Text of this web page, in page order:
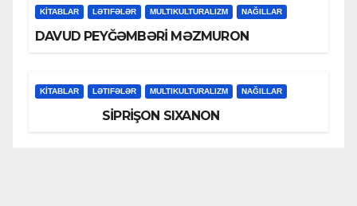
KİTABLAR LƏTIFƏLƏR MULTIKULTURALIZM NAĞILLAR
DAVUD PEYĞƏMBƏRİ MƏZMURON
KİTABLAR LƏTIFƏLƏR MULTIKULTURALIZM NAĞILLAR
SİPRİŞON SIXANON